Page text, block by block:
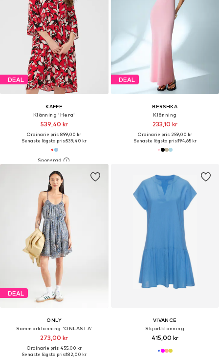
DEAL
KAFFE
Klänning 'Hera'
539,40 kr
Ordinarie pris: 899,00 kr
Senaste lägsta pris:539,40 kr
DEAL
BERSHKA
Klänning
233,10 kr
Ordinarie pris: 259,00 kr
Senaste lägsta pris:194,65 kr
DEAL
ONLY
Sommarklänning 'ONLASTA'
273,00 kr
Ordinarie pris: 455,00 kr
Senaste lägsta pris:182,00 kr
VIVANCE
Skjortklänning
415,00 kr